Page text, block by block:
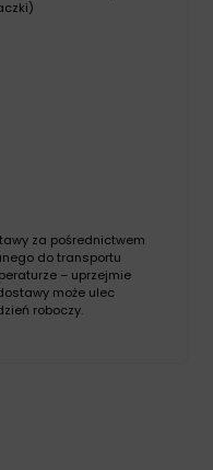
za pośrednictwem
do transportu
– uprzejmie
może ulec
roboczy.